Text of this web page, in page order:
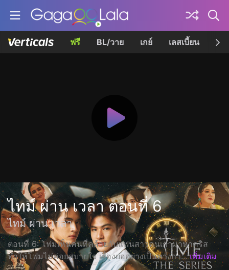
ฟรี BL/วาย เกย์ เลสเบี้ยน เค
ไทม์ ผ่าน เวลา ตอนที่ 6
ไทม์ ผ่าน เวลา
ตอนที่ 6: โฟมเห็นคนที่คล้ายกับแฟนสาวคนเก่ามาหาคริส
ทำให้โฟมไม่ค่อยสบายใจ เรื่องย่ออย่างเป็นทางกา... เพิ่มเติม